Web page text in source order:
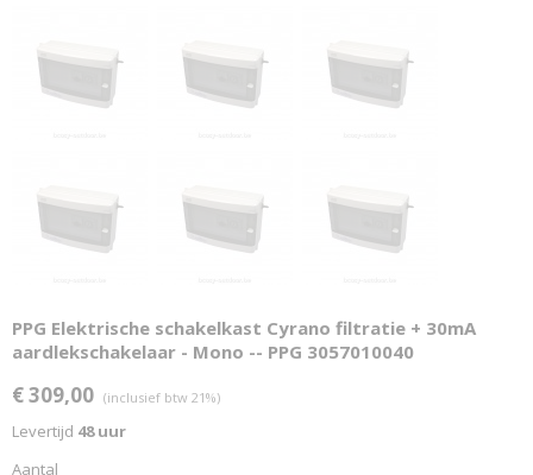
PPG Elektrische schakelkast Cyrano filtratie + 30mA
aardlekschakelaar - Mono -- PPG 3057010040
€ 309,00 (inclusief btw 21%)
Levertijd 48 uur
Aantal